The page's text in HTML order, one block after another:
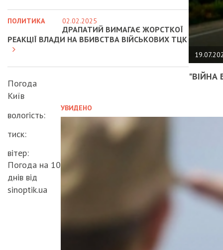
"ВІЙНА
УВИДЕНО
ПОЛИТИКА 02.02.2025
ДРАПАТИЙ ВИМАГАЄ ЖОРСТКОЇ
РЕАКЦІЇ ВЛАДИ НА ВБИВСТВА ВІЙСЬКОВИХ ТЦК
Погода
Київ
вологість:
тиск:
вітер:
Погода на 10
днів від
sinoptik.ua